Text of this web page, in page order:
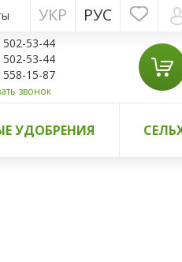
РУС
УКР
502-53-44
502-53-44
558-15-87
звонок
УДОБРЕНИЯ